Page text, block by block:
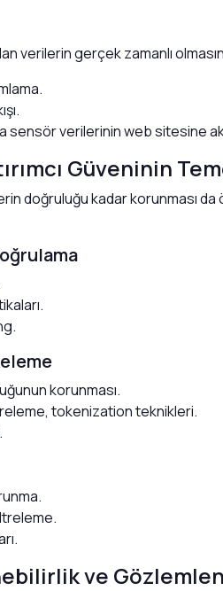
verilerin gerçek zamanlı
sensör verilerinin web sitesine
Güveninin
doğruluğu kadar korunması
korunması.
tokenization teknikleri.
ve